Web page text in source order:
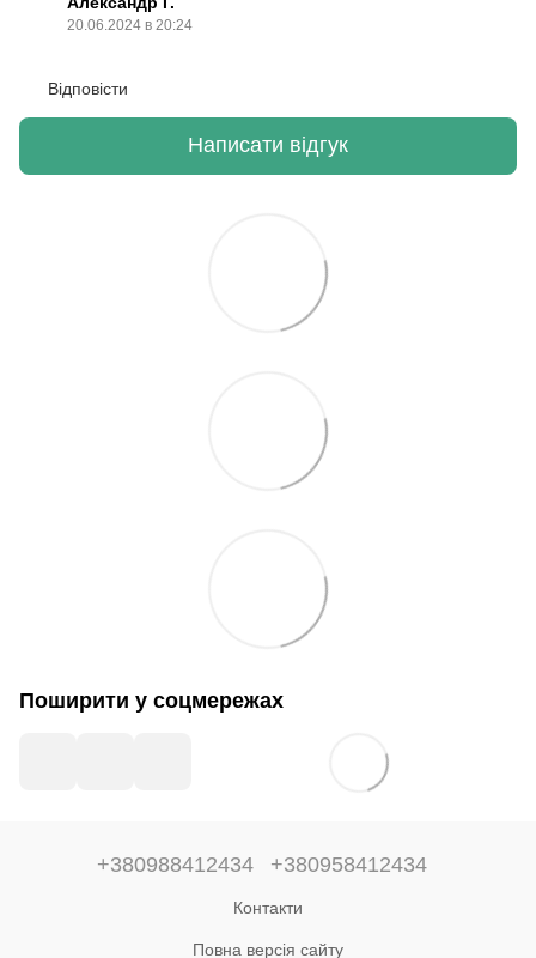
20.06.2024 в 20:24
Відповісти
Написати відгук
Поширити у соцмережах
+380988412434 +380958412434
Контакти
Повна версія сайту